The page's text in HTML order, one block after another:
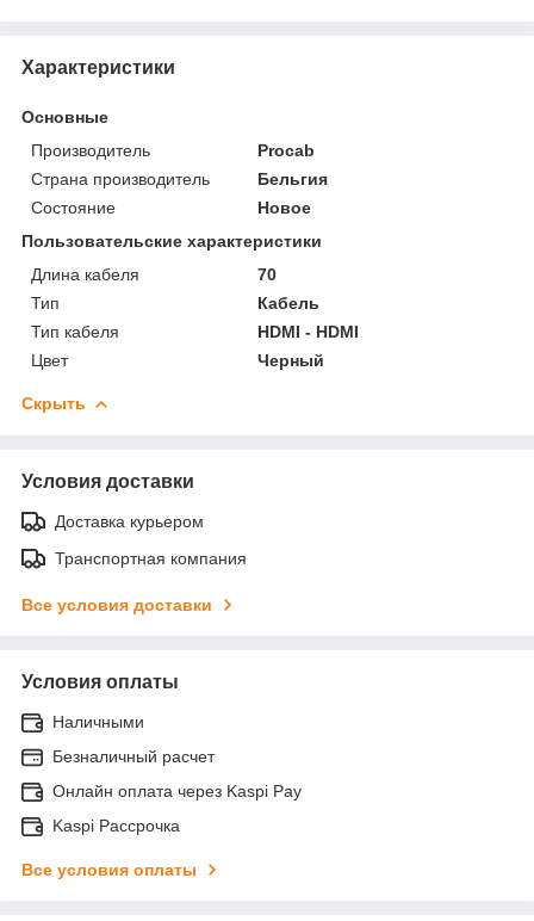
Характеристики
Основные
Производитель
Procab
Страна производитель
Бельгия
Состояние
Новое
Пользовательские характеристики
Длина кабеля
70
Тип
Кабель
Тип кабеля
HDMI - HDMI
Цвет
Черный
Скрыть
Условия доставки
Доставка курьером
Транспортная компания
Все условия доставки
Условия оплаты
Наличными
Безналичный расчет
Онлайн оплата через Kaspi Pay
Kaspi Рассрочка
Все условия оплаты